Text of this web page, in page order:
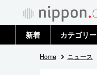
新着 カテゴリー
政治・外交
Home ニュース